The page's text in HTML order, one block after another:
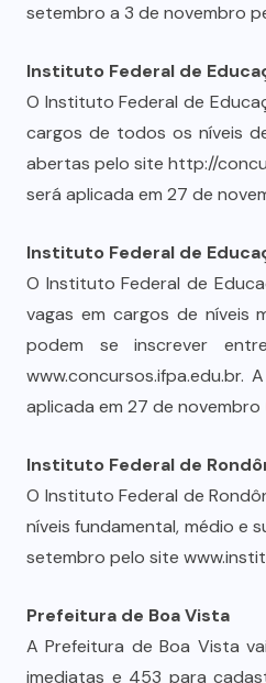
setembro a 3 de novembro
Instituto Federal de
O Instituto Federal de
cargos de todos os níveis
abertas pelo site http://
será aplicada em 27 de
Instituto Federal de
O Instituto Federal de
vagas em cargos de níveis
podem se inscrever
aplicada em 27 de novembro
Instituto Federal de
O Instituto Federal de
níveis fundamental, médio e
setembro pelo site
Prefeitura de Boa Vista
A Prefeitura de Boa Vista
imediatas e 453 para
6 DE